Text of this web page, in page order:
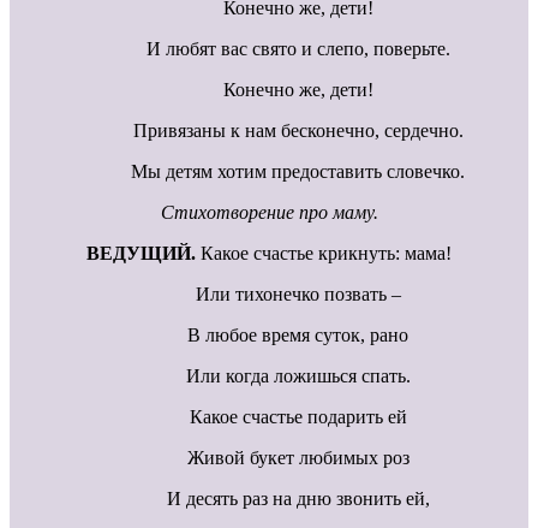
Конечно же, дети!
И любят вас свято и слепо, поверьте.
Конечно же, дети!
Привязаны к нам бесконечно, сердечно.
Мы детям хотим предоставить словечко.
Стихотворение про маму.
ВЕДУЩИЙ. Какое счастье крикнуть: мама!
Или тихонечко позвать –
В любое время суток, рано
Или когда ложишься спать.
Какое счастье подарить ей
Живой букет любимых роз
И десять раз на дню звонить ей,